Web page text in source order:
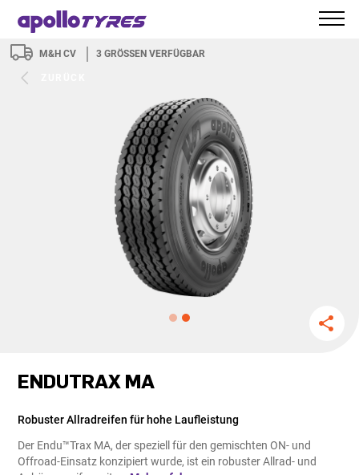
M&H CV 3 GRÖSSEN VERFÜGBAR
ENDUTRAX MA
Robuster Allradreifen für hohe Laufleistung
Der Endu™Trax MA, der speziell für den gemischten ON- und
Offroad-Einsatz konzipiert wurde, ist ein robuster Allrad- und